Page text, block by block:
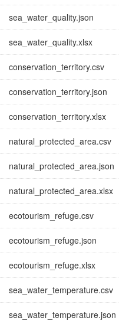
sea_water_quality.json
sea_water_quality.xlsx
conservation_territory.csv
conservation_territory.json
conservation_territory.xlsx
natural_protected_area.csv
natural_protected_area.json
natural_protected_area.xlsx
ecotourism_refuge.csv
ecotourism_refuge.json
ecotourism_refuge.xlsx
sea_water_temperature.csv
sea_water_temperature.json